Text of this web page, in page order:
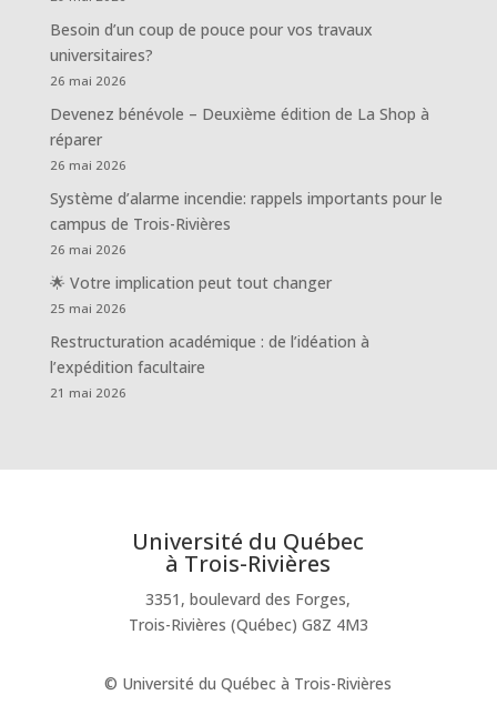
Besoin d’un coup de pouce pour vos travaux
universitaires?
26 mai 2026
Devenez bénévole – Deuxième édition de La Shop à
réparer
26 mai 2026
Système d’alarme incendie: rappels importants pour le
campus de Trois-Rivières
26 mai 2026
🌟 Votre implication peut tout changer
25 mai 2026
Restructuration académique : de l’idéation à
l’expédition facultaire
21 mai 2026
Université du Québec
à Trois-Rivières
3351, boulevard des Forges,
Trois-Rivières (Québec) G8Z 4M3
© Université du Québec à Trois-Rivières